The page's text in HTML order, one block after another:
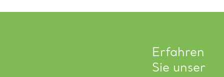
Erfahren
Sie unser